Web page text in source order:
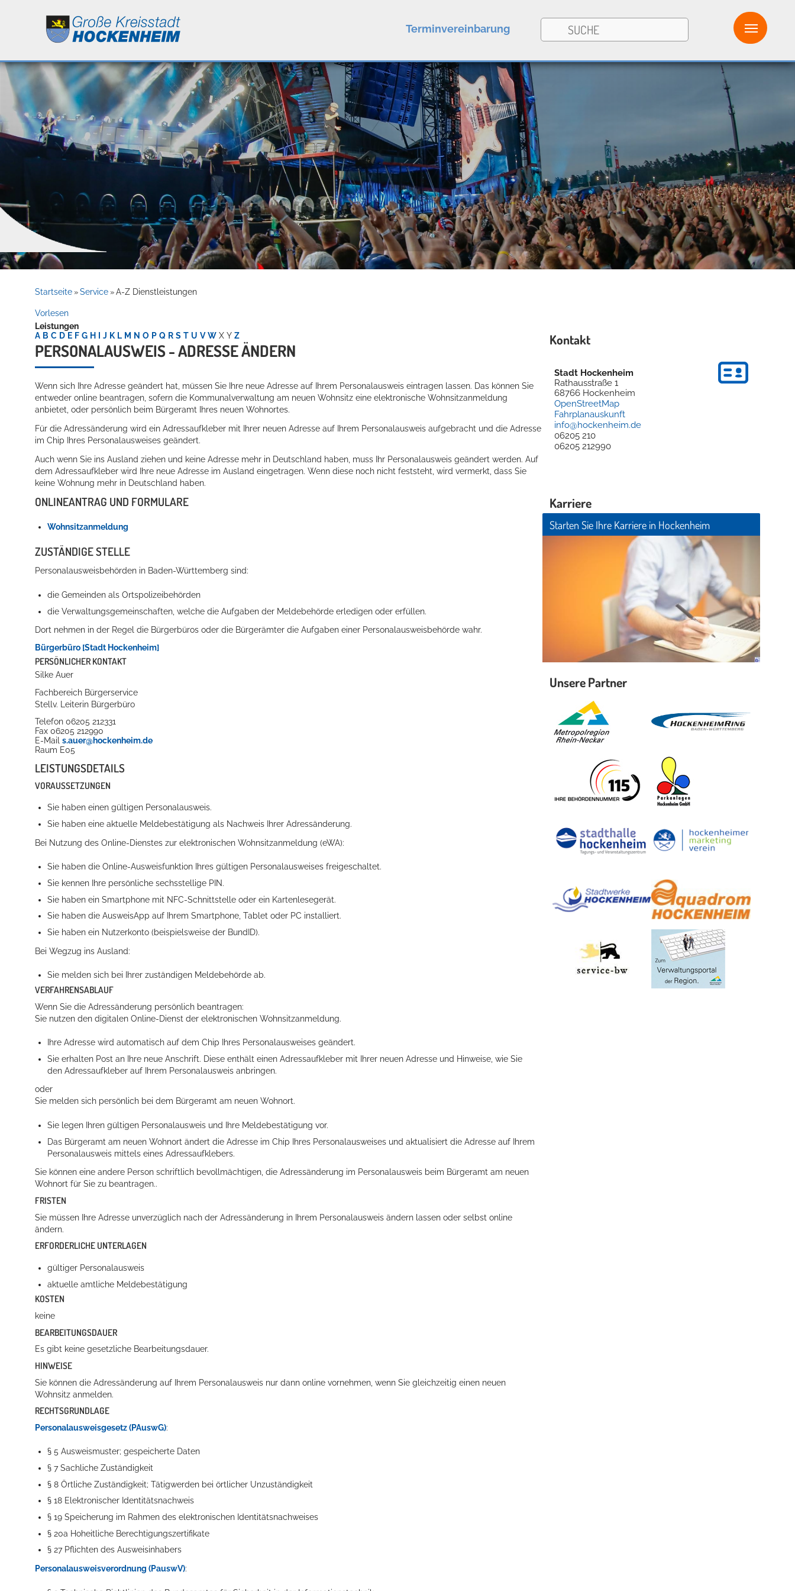
Leben
Kultur
Service
Terminvereinbarung
Willkommen in Hockenheim
Konzerte, Tagungen und vieles mehr
Die Stadthalle Hockenheim bietet den perfekten Standort für Events aller Art!
Erleben in Hockenheim
mehr dazu...
Startseite » Service » A-Z Dienstleistungen
Vorlesen
Leistungen
A B C D E F G H J K L M N O P Q R S T U V W X Y Z
PERSONALAUSWEIS - ADRESSE ÄNDERN
Wenn sich Ihre Adresse geändert hat, müssen Sie Ihre neue Adresse auf Ihrem Personalausweis eintragen lassen. Das können Sie
entweder online beantragen, sofern die Kommunalverwaltung am neuen Wohnsitz eine elektronische Wohnsitzanmeldung
anbietet, oder persönlich beim Bürgeramt Ihres neuen Wohnortes.
Für die Adressänderung wird ein Adressaufkleber mit Ihrer neuen Adresse auf Ihrem Personalausweis aufgebracht und die Adresse
im Chip Ihres Personalausweises geändert.
Auch wenn Sie ins Ausland ziehen und keine Adresse mehr in Deutschland haben, muss Ihr Personalausweis geändert werden. Auf
dem Adressaufkleber wird Ihre neue Adresse im Ausland eingetragen. Wenn diese noch nicht feststeht, wird vermerkt, dass Sie
keine Wohnung mehr in Deutschland haben.
ONLINEANTRAG UND FORMULARE
Wohnsitzanmeldung
ZUSTÄNDIGE STELLE
Personalausweisbehörden in Baden-Württemberg sind:
die Gemeinden als Ortspolizeibehörden
die Verwaltungsgemeinschaften, welche die Aufgaben der Meldebehörde erledigen oder erfüllen.
Dort nehmen in der Regel die Bürgerbüros oder die Bürgerämter die Aufgaben einer Personalausweisbehörde wahr.
Bürgerbüro [Stadt Hockenheim]
PERSÖNLICHER KONTAKT
Silke Auer
Fachbereich Bürgerservice
Stellv. Leiterin Bürgerbüro
Telefon 06205 212331
Fax 06205 212990
E-Mail s.auer@hockenheim.de
Raum E05
LEISTUNGSDETAILS
VORAUSSETZUNGEN
Sie haben einen gültigen Personalausweis.
Sie haben eine aktuelle Meldebestätigung als Nachweis Ihrer Adressänderung.
Bei Nutzung des Online-Dienstes zur elektronischen Wohnsitzanmeldung (eWA):
Sie haben die Online-Ausweisfunktion Ihres gültigen Personalausweises freigeschaltet.
Sie kennen Ihre persönliche sechsstellige PIN.
Sie haben ein Smartphone mit NFC-Schnittstelle oder ein Kartenlesegerät.
Sie haben die AusweisApp auf Ihrem Smartphone, Tablet oder PC installiert.
Sie haben ein Nutzerkonto (beispielsweise der BundID).
Bei Wegzug ins Ausland:
Sie melden sich bei Ihrer zuständigen Meldebehörde ab.
VERFAHRENSABLAUF
Wenn Sie die Adressänderung persönlich beantragen:
Sie nutzen den digitalen Online-Dienst der elektronischen Wohnsitzanmeldung.
Ihre Adresse wird automatisch auf dem Chip Ihres Personalausweises geändert.
Sie erhalten Post an Ihre neue Anschrift. Diese enthälteinen Adressaufkleber mit Ihrer neuen Adresse und Hinweise, wie Sie
den Adressaufkleber auf Ihrem Personalausweis anbringen.
oder
Sie melden sich persönlich bei dem Bürgeramt am neuen Wohnort.
Sie legen Ihren gültigen Personalausweis und Ihre Meldebestätigung vor.
Das Bürgeramt am neuen Wohnort ändert die Adresse im Chip Ihres Personalausweises und aktualisiert die Adresse auf Ihrem
Personalausweis mittels eines Adressaufklebers.
Sie können eine andere Person schriftlich bevollmächtigen, die Adressänderung im Personalausweis beim Bürgeramt am neuen
Wohnort für Sie zu beantragen..
FRISTEN
Sie müssen Ihre Adresse unverzüglich nach der Adressänderung in Ihrem Personalausweis ändern lassen oder selbst online
ändern.
ERFORDERLICHE UNTERLAGEN
gültiger Personalausweis
aktuelle amtliche Meldebestätigung
KOSTEN
keine
BEARBEITUNGSDAUER
Es gibt keine gesetzliche Bearbeitungsdauer.
HINWEISE
Sie können die Adressänderung auf Ihrem Personalausweis nur dann online vornehmen, wenn Sie gleichzeitig einen neuen
Wohnsitz anmelden.
RECHTSGRUNDLAGE
Personalausweisgesetz (PAuswG):
§ 5 Ausweismuster; gespeicherte Daten
§ 7 Sachliche Zuständigkeit
§ 8 Örtliche Zuständigkeit; Tätigwerden bei örtlicher Unzuständigkeit
§ 18 Elektronischer Identitätsnachweis
§ 19 Speicherung im Rahmen des elektronischen Identitätsnachweises
§ 20a Hoheitliche Berechtigungszertifikate
§ 27 Pflichten des Ausweisinhabers
Personalausweisverordnung (PauswV):
Kontakt
Stadt Hockenheim
Rathausstraße 1
68766 Hockenheim
OpenStreetMap
Fahrplanauskunft
info@hockenheim.de
06205 210
06205 212990
Karriere
Starten Sie Ihre Karriere in Hockenheim
Unsere Partner